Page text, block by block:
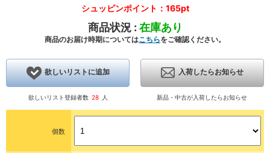
シュッピンポイント：165pt
商品状況 : 在庫あり
商品のお届け時期についてはこちらをご確認ください。
欲しいリストに追加
欲しいリスト登録者数 28 人
入荷したらお知らせ
新品・中古が入荷したらお知らせ
個数